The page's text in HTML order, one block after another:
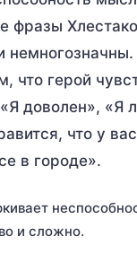
фразы
что герой
доволен», «Я
что у
в городе».
и сложно.